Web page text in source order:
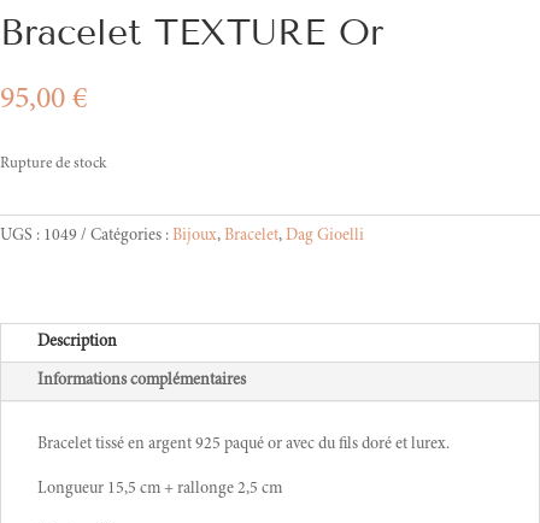
Bracelet TEXTURE Or
95,00 €
Rupture de stock
UGS : 1049 Catégories : Bijoux, Bracelet, Dag Gioelli
Description
Informations complémentaires
Bracelet tissé en argent 925 paqué or avec du fils doré et lurex.
Longueur 15,5 cm + rallonge 2,5 cm